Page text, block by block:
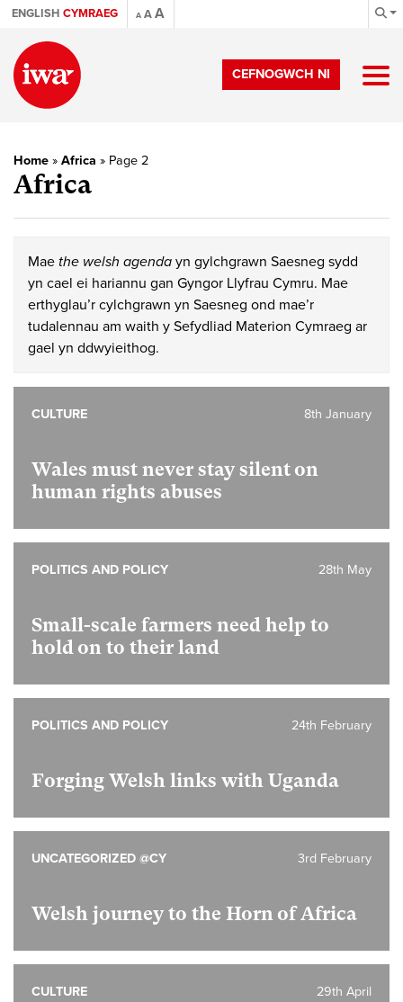
ENGLISH CYMRAEG A AA
CEFNOGWCH NI
Home » Africa » Page 2
Africa
Mae the welsh agenda yn gylchgrawn Saesneg sydd
yn cael ei hariannu gan Gyngor Llyfrau Cymru. Mae
erthyglau’r cylchgrawn yn Saesneg ond mae’r
tudalennau am waith y Sefydliad Materion Cymraeg ar
gael yn ddwyieithog.
Wales must never stay silent on
human rights abuses
8th January
CULTURE
Small-scale farmers need help to
hold on to their land
28th May
POLITICS AND POLICY
Forging Welsh links with Uganda
24th February
POLITICS AND POLICY
Welsh journey to the Horn of Africa
3rd February
UNCATEGORIZED @CY
29th April
CULTURE